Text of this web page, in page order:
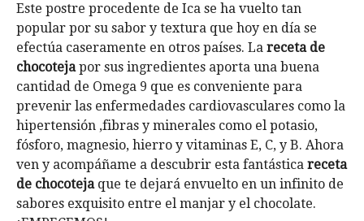
Este postre procedente de Ica se ha vuelto tan
popular por su sabor y textura que hoy en día se
efectúa caseramente en otros países. La receta de
chocotejapor sus ingredientes aporta una buena
cantidad de Omega 9 que es conveniente para
prevenir las enfermedades cardiovasculares como la
hipertensión ,fibras y minerales como el potasio,
fósforo, magnesio, hierro y vitaminas E, C, y B. Ahora
ven y acompáñame a descubrir esta fantástica receta
de chocoteja que te dejará envuelto en un infinito de
sabores exquisito entre el manjar y el chocolate.